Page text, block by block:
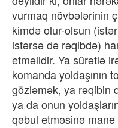
vurmaq növbələrinin
kimdə olur-olsun
istərsə də rəqibdə)
etməlidir. Ya sürətlə
komanda yoldaşının
gözləmək, ya rəqibin
ya da onun
qəbul etməsinə mane